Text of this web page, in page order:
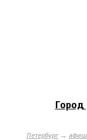
Город
Петербург→